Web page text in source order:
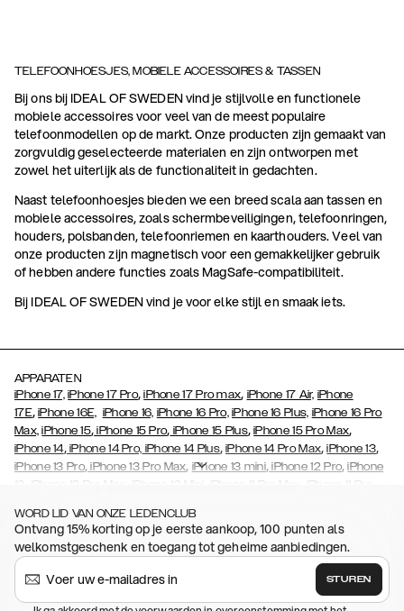
TELEFOONHOESJES, MOBIELE ACCESSOIRES & TASSEN
Bij ons bij IDEAL OF SWEDEN vind je stijlvolle en functionele
mobiele accessoires voor veel van de meest populaire
telefoonmodellen op de markt. Onze producten zijn gemaakt van
zorgvuldig geselecteerde materialen en zijn ontworpen met
zowel het uiterlijk als de functionaliteit in gedachten.
Naast telefoonhoesjes bieden we een breed scala aan tassen en
mobiele accessoires, zoals schermbeveiligingen, telefoonringen,
houders, polsbanden, telefoonriemen en kaarthouders. Veel van
onze producten zijn magnetisch voor een gemakkelijker gebruik
of hebben andere functies zoals MagSafe-compatibiliteit.
Bij IDEAL OF SWEDEN vind je voor elke stijl en smaak iets.
APPARATEN
iPhone 17, iPhone 17 Pro,iPhone 17 Pro max, iPhone 17 Air, iPhone
17E,iPhone 16E, iPhone 16, iPhone 16 Pro, iPhone 16 Plus, iPhone 16 Pro
Max, iPhone 15, iPhone 15 Pro, iPhone 15 Plus,iPhone 15 Pro Max,
iPhone 14,iPhone 14 Pro, iPhone 14 Plus,iPhone 14 Pro Max,iPhone 13,
iPhone 13 Pro, iPhone 13 Pro Max, iPhone 13 mini,iPhone 12 Pro,iPhone
12
iPhone 12 Pro Max iPhone 12 Mini iPhone 11 Pro Max iPhone 11 Pro
(2020),iPhone 8,iPhone 8 Plus,iPhone 7 iPhone 7 Plus
iPhone 6/6s Plus , iPhone 5/5s/SE , Galaxy S26 , Galaxy S26+ ,
S26 Ultra,Samsung Galaxy S25, Galaxy S25+, Galaxy S25 Ultra,
Samsung Galaxy S23,Galaxy S23+
Samsung
Galaxy S22
Galaxy A52/ A52s
WORD LID VAN ONZE LEDENCLUB
Ontvang 15% korting op je eerste aankoop, 100 punten als
welkomstgeschenk en toegang tot geheime aanbiedingen.
STUREN